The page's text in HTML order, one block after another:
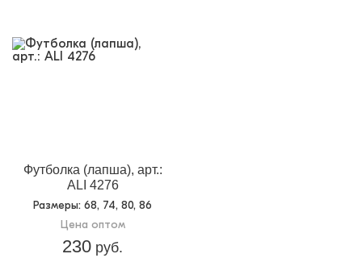
Футболка (лапша), арт.:
ALI 4276
Размеры: 68, 74, 80, 86
Цена оптом
230 руб.